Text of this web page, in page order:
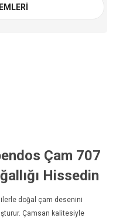
Çam 707
Hissedin
doğal çam desenini
Çamsan kalitesiyle